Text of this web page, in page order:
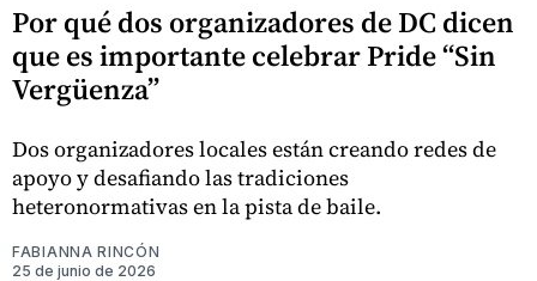
Por qué dos organizadores de DC dicen
que es importante celebrar Pride “Sin
Vergüenza”
Dos organizadores locales están creando redes de
apoyo y desafiando las tradiciones
heteronormativas en la pista de baile.
FABIANNA RINCÓN
25 de junio de 2026